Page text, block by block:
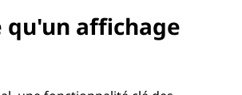
qu'un affichage